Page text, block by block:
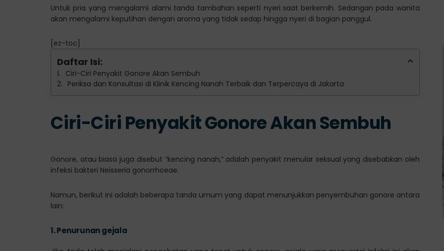
Untuk pria yang mengalami alami tanda tambahan seperti nyeri saat berkemih. Sedangan pada wanita
akan mengalami keputihan dengan aroma yang tidak sedap hingga nyeri di bagian panggul.
[ez-toc]
Daftar Isi:
Ciri-Ciri Penyakit Gonore Akan Sembuh
Periksa dan Konsultasi di Klinik Kencing Nanah Terbaik dan Terpercaya di Jakarta
Ciri-Ciri Penyakit Gonore Akan Sembuh
Gonore, atau biasa juga disebut “kencing nanah,” adalah penyakit menular seksual yang disebabkan oleh
infeksi bakteri Neisseria gonorrhoeae.
Namun, berikut ini adalah beberapa tanda umum yang dapat menunjukkan penyembuhan gonore antara
lain:
1.Penurunan gejala